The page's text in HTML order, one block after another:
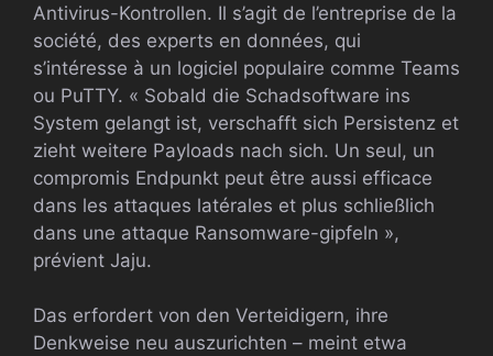
Antivirus-Kontrollen. Il s’agit de l’entreprise de la
société, des experts en données, qui
s’intéresse à un logiciel populaire comme Teams
ou PuTTY. « Sobald die Schadsoftware ins
System gelangt ist, verschafft sich Persistenz et
zieht weitere Payloads nach sich. Un seul, un
compromis Endpunkt peut être aussi efficace
dans les attaques latérales et plus schließlich
dans une attaque Ransomware-gipfeln »,
prévient Jaju.
Das erfordert von den Verteidigern, ihre
Denkweise neu auszurichten – meint etwa